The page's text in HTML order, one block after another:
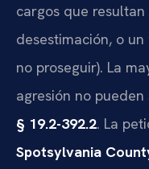
cargos que
desestimación, o
no proseguir). La
agresión no
§ 19.2-392.2. La
Spotsylvania